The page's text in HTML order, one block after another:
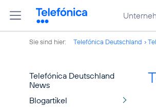
Sie sind hier: Telefónica Deutschland
Telefónica Deutschland
News
Blogartikel